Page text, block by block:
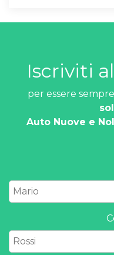
Iscriviti
per essere
Auto Nuove e